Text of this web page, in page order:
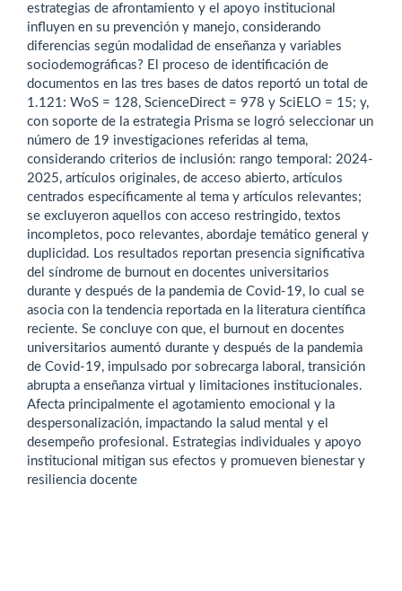
estrategias de afrontamiento y el apoyo institucional
influyen en su prevención y manejo, considerando
diferencias según modalidad de enseñanza y variables
sociodemográficas? El proceso de identificación de
documentos en las tres bases de datos reportó un total de
1.121: WoS = 128, ScienceDirect = 978 y SciELO = 15; y,
con soporte de la estrategia Prisma se logró seleccionar un
número de 19 investigaciones referidas al tema,
considerando criterios de inclusión: rango temporal: 2024-
2025, artículos originales, de acceso abierto, artículos
centrados específicamente al tema y artículos relevantes;
se excluyeron aquellos con acceso restringido, textos
incompletos, poco relevantes, abordaje temático general y
duplicidad. Los resultados reportan presencia significativa
del síndrome de burnout en docentes universitarios
durante y después de la pandemia de Covid-19, lo cual se
asocia con la tendencia reportada en la literatura científica
reciente. Se concluye con que, el burnout en docentes
universitarios aumentó durante y después de la pandemia
de Covid-19, impulsado por sobrecarga laboral, transición
abrupta a enseñanza virtual y limitaciones institucionales.
Afecta principalmente el agotamiento emocional y la
despersonalización, impactando la salud mental y el
desempeño profesional. Estrategias individuales y apoyo
institucional mitigan sus efectos y promueven bienestar y
resiliencia docente